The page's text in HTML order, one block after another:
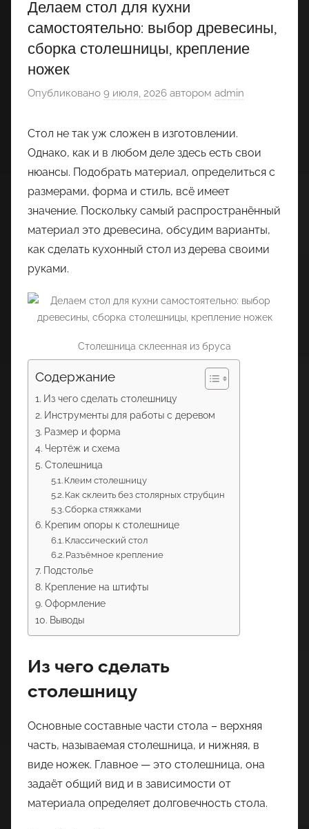
Делаем стол для кухни
самостоятельно: выбор древесины,
сборка столешницы, крепление
ножек
Опубликовано 9 июля, 2026 автором admin
Стол не так уж сложен в изготовлении.
Однако, как и в любом деле здесь есть свои
нюансы. Подобрать материал, определиться с
размерами, форма и стиль, всё имеет
значение. Поскольку самый распространённый
материал это древесина, обсудим варианты,
как сделать кухонный стол из дерева своими
руками.
Столешница склеенная из бруса
Содержание
Из чего сделать столешницу
Инструменты для работы с деревом
Размер и форма
Чертёж и схема
Столешница
Клеим столешницу
Как склеить без столярных струбцин
Сборка стяжками
Крепим опоры к столешнице
Классический стол
Разъёмное крепление
Подстолье
Крепление на штифты
Оформление
Выводы
Из чего сделать
столешницу
Основные составные части стола – верхняя
часть, называемая столешница, и нижняя, в
виде ножек. Главное — это столешница, она
задаёт общий вид и в зависимости от
материала определяет долговечность стола.